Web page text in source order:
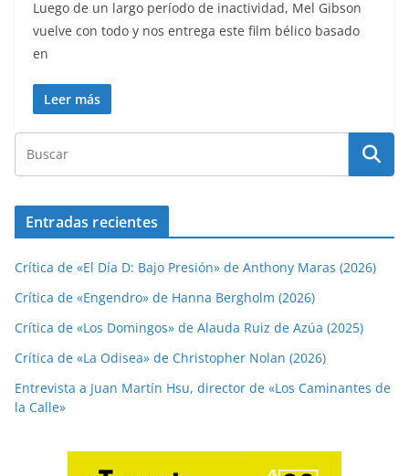
Luego de un largo período de inactividad, Mel Gibson
vuelve con todo y nos entrega este film bélico basado
en
Leer más
Entradas recientes
Crítica de «El Día D: Bajo Presión» de Anthony Maras (2026)
Crítica de «Engendro» de Hanna Bergholm (2026)
Crítica de «Los Domingos» de Alauda Ruiz de Azúa (2025)
Crítica de «La Odisea» de Christopher Nolan (2026)
Entrevista a Juan Martín Hsu, director de «Los Caminantes de
la Calle»